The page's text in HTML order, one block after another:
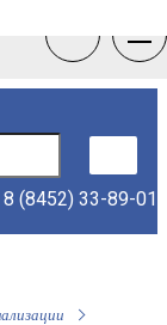
8 (8452) 33-89-01